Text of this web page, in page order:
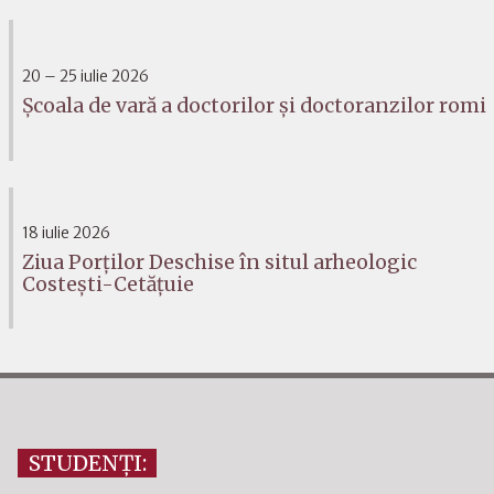
20 – 25 iulie 2026
Școala de vară a doctorilor și doctoranzilor romi
18 iulie 2026
Ziua Porților Deschise în situl arheologic
Costești-Cetățuie
STUDENȚI: